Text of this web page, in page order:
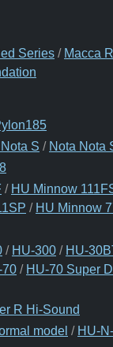
Series / Macca
S / Nota Nota
/ HU Minnow
/ HU Minnow
/ HU-300 / HU-
70 / HU-70 Super
R Hi-Sound
model / HU-